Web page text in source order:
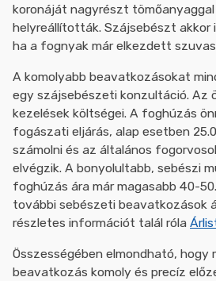
koronáját nagyrészt
helyreállították. Szájsebészt akkor
ha a fognyak már elkezdett
A komolyabb beavatkozásokat
egy szájsebészeti konzultáció. Az
kezelések költségei. A foghúzás
fogászati eljárás, alap esetben
számolni és az általános
elvégzik. A bonyolultabb, sebészi
foghúzás ára már magasabb 40-
további sebészeti beavatkozások
részletes információt talál róla
Összességében elmondható, hogy
beavatkozás komoly és precíz